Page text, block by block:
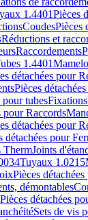
1.4401Pièces
CoudesPièces
Réductions et
Raccordements
1.4401
détachées pour
Pièces
tubes
pour Raccords
détachées pour
détachées pour
ThermJoints
Tuyaux 1.0215
Pièces
démontables
Pièces détachées
Sets de vis